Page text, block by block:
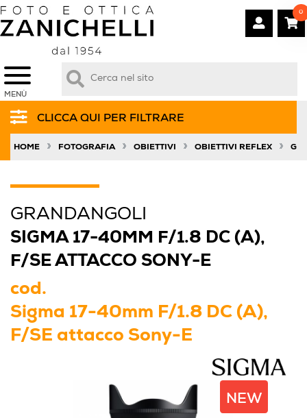
MENÙ
0
CLICCA QUI PER FILTRARE
HOME » FOTOGRAFIA » OBIETTIVI » OBIETTIVI REFLEX »
GRANDANGOLI
SIGMA 17-40MM F/1.8 DC (A),
F/SE ATTACCO SONY-E
cod.
Sigma 17-40mm F/1.8 DC (A),
F/SE attacco Sony-E
NEW